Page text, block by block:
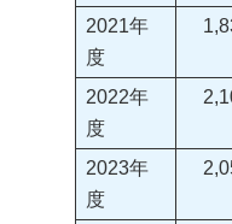
2021年
度
2022年
度
2023年
度